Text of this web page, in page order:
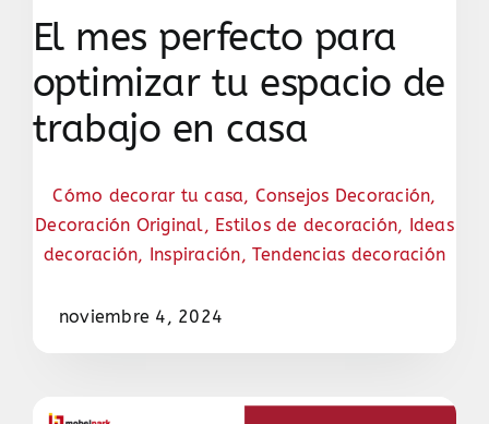
El mes perfecto para
optimizar tu espacio de
trabajo en casa
Cómo decorar tu casa, Consejos Decoración,
Decoración Original, Estilos de decoración, Ideas
decoración, Inspiración, Tendencias decoración
noviembre 4, 2024